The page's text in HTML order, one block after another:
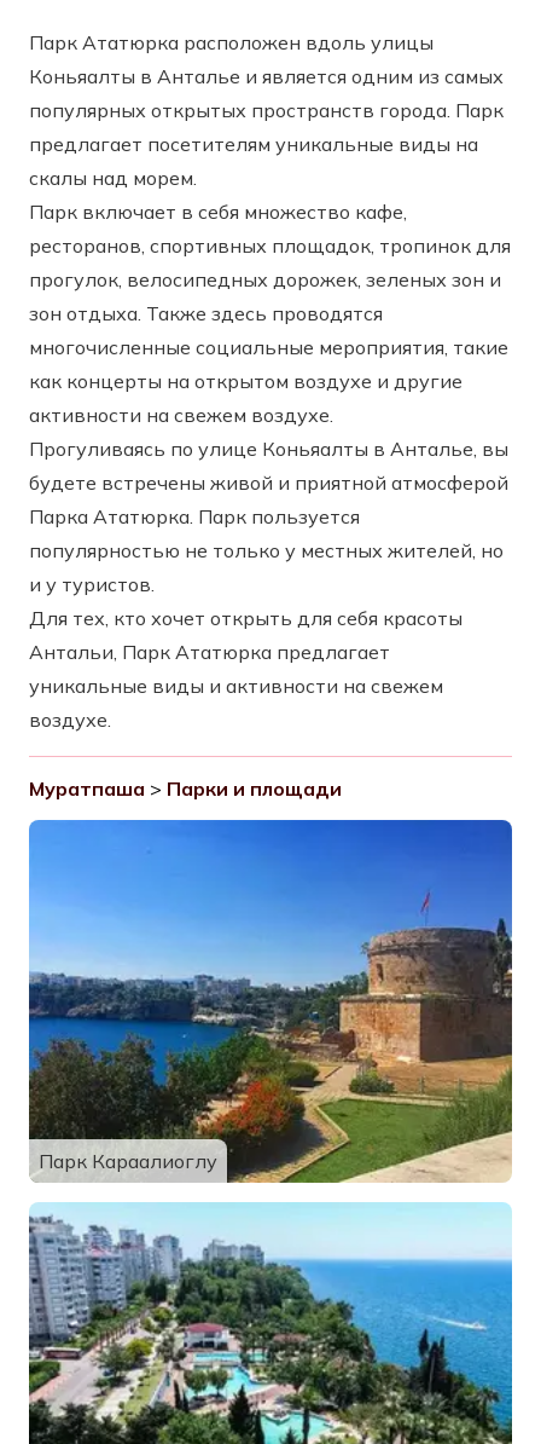
Парк Ататюрка расположен вдоль улицы
Коньяалты в Анталье и является одним из самых
популярных открытых пространств города. Парк
предлагает посетителям уникальные виды на
скалы над морем.
Парк включает в себя множество кафе,
ресторанов, спортивных площадок, тропинок для
прогулок, велосипедных дорожек, зеленых зон и
зон отдыха. Также здесь проводятся
многочисленные социальные мероприятия, такие
как концерты на открытом воздухе и другие
активности на свежем воздухе.
Прогуливаясь по улице Коньяалты в Анталье, вы
будете встречены живой и приятной атмосферой
Парка Ататюрка. Парк пользуется
популярностью не только у местных жителей, но
и у туристов.
Для тех, кто хочет открыть для себя красоты
Антальи, Парк Ататюрка предлагает
уникальные виды и активности на свежем
воздухе.
Муратпаша > Парки и площади
Парк Караалиоглу